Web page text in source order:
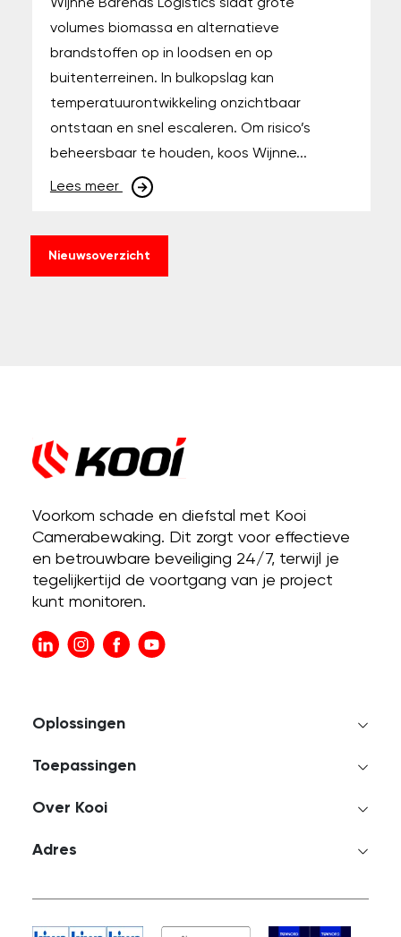
Wijnne Barends Logistics slaat grote
volumes biomassa en alternatieve
brandstoffen op in loodsen en op
buitenterreinen. In bulkopslag kan
temperatuurontwikkeling onzichtbaar
ontstaan en snel escaleren. Om risico’s
beheersbaar te houden, koos Wijnne...
Lees meer
Nieuwsoverzicht
Voorkom schade en diefstal met Kooi
Camerabewaking. Dit zorgt voor effectieve
en betrouwbare beveiliging 24/7, terwijl je
tegelijkertijd de voortgang van je project
kunt monitoren.
Oplossingen
Toepassingen
Over Kooi
Adres